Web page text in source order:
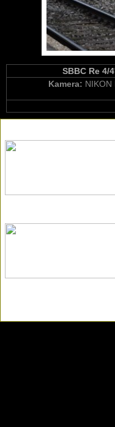
SBBC Re 4/
Kamera: NIKON